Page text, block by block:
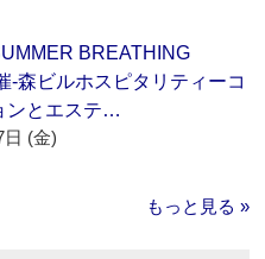
BREATHING
‐森ビルホスピタリティーコ
ンとエステ…
日 (金)
もっと見る »